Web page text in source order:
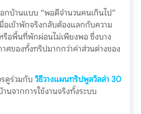
กบ้านแบบ “พอดีจำนวนคนเกินไป”
อเข้าพักจริงกลับต้องแลกกับความ
รือพื้นที่พักผ่อนไม่เพียงพอ ซึ่งบาง
ศของทั้งทริปมากกว่าค่าส่วนต่างของ
ดูร่วมกับ วิธีวางแผนทริปพูลวิลล่า 30
นจากการใช้งานจริงทั้งระบบ